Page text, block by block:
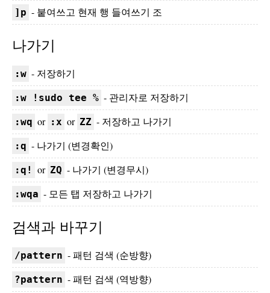
]p - 붙여쓰고 현재 행 들여쓰기 조
나가기
:w - 저장하기
:w !sudo tee % - 관리자로 저장하기
:wq or :x or ZZ - 저장하고 나가기
:q - 나가기 (변경확인)
:q! or ZQ - 나가기 (변경무시)
:wqa - 모든 탭 저장하고 나가기
검색과 바꾸기
/pattern - 패턴 검색 (순방향)
?pattern - 패턴 검색 (역방향)